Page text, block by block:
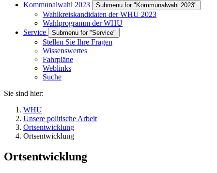
Kommunalwahl 2023
Submenu for "Kommunalwahl 2023"
Wahlkreiskandidaten der WHU 2023
Wahlprogramm der WHU
Service
Submenu for "Service"
Stellen Sie Ihre Fragen
Wissenswertes
Fahrpläne
Weblinks
Suche
Sie sind hier:
WHU
Unsere politische Arbeit
Ortsentwicklung
Ortsentwicklung
Ortsentwicklung